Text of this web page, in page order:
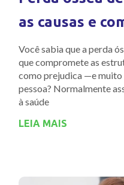
as causas e
Você sabia que a perda
que compromete as
como prejudica —e
pessoa? Normalmente
à saúde
LEIA MAIS